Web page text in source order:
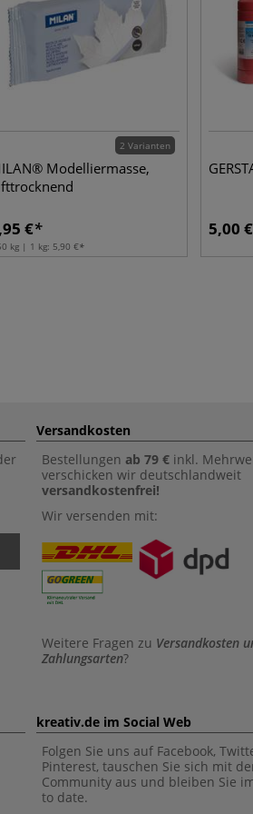
2 Varianten
Modelliermasse,
€
kg | 1 kg: 5,90 €
5,00 €
Versandkosten
Bestellungen ab 79 € inkl.
verschicken wir deutschlandweit
versandkostenfrei!
Wir versenden mit:
Weitere Fragen zu Versandkosten
Zahlungsarten?
kreativ.de im Social Web
Folgen Sie uns auf Facebook,
Pinterest, tauschen Sie sich mit
Community aus und bleiben Sie
to date.